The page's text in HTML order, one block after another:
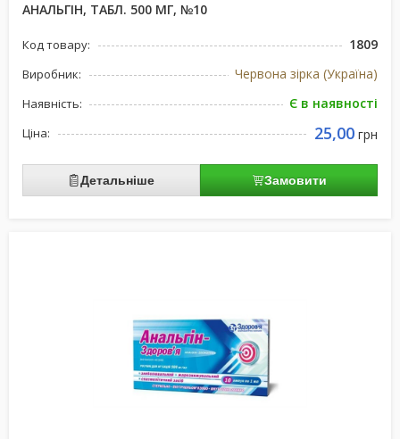
АНАЛЬГІН, ТАБЛ. 500 МГ, №10
Код товару: 1809
Виробник: Червона зірка (Україна)
Наявність: Є в наявності
Ціна: 25,00 грн
Детальніше Замовити